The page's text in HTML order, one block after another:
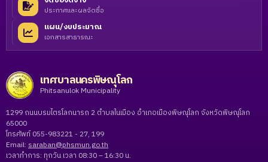
ประกาศและผลจัดซื้อ
แผน/งบประมาณ
เอกสารสาธารณะ
เทศบาลนครพิษณุโลก
Phitsanulok Municipality
1299 ถนนบรมไตรโลกนารถ 2 ตำบลในเมือง อำเภอเมืองพิษณุโลก จังหวัดพิษณุโลก
65000
โทรศัพท์ 055-983221 - 27, 199
Email: saraban@phsmun.go.th
เวลาทำการ: ทุกวัน เวลา 08:30 – 16:30 น.